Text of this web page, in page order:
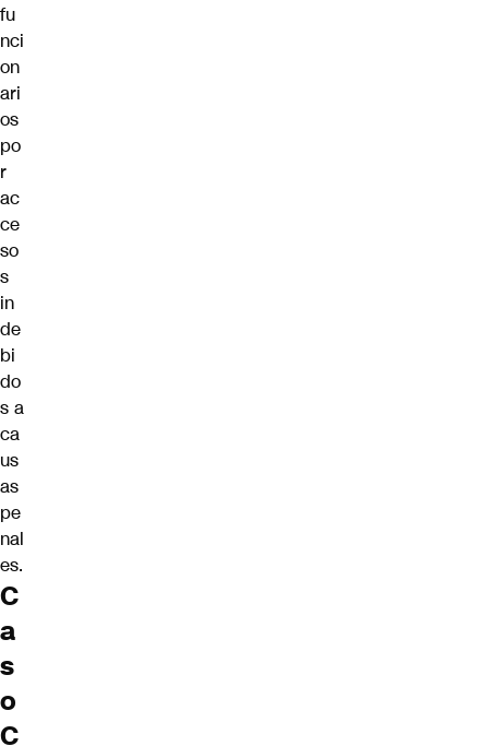
fu
nci
on
ari
os
po
r
ac
ce
so
s
in
de
bi
do
s a
ca
us
as
pe
nal
es.
C
a
s
o
C